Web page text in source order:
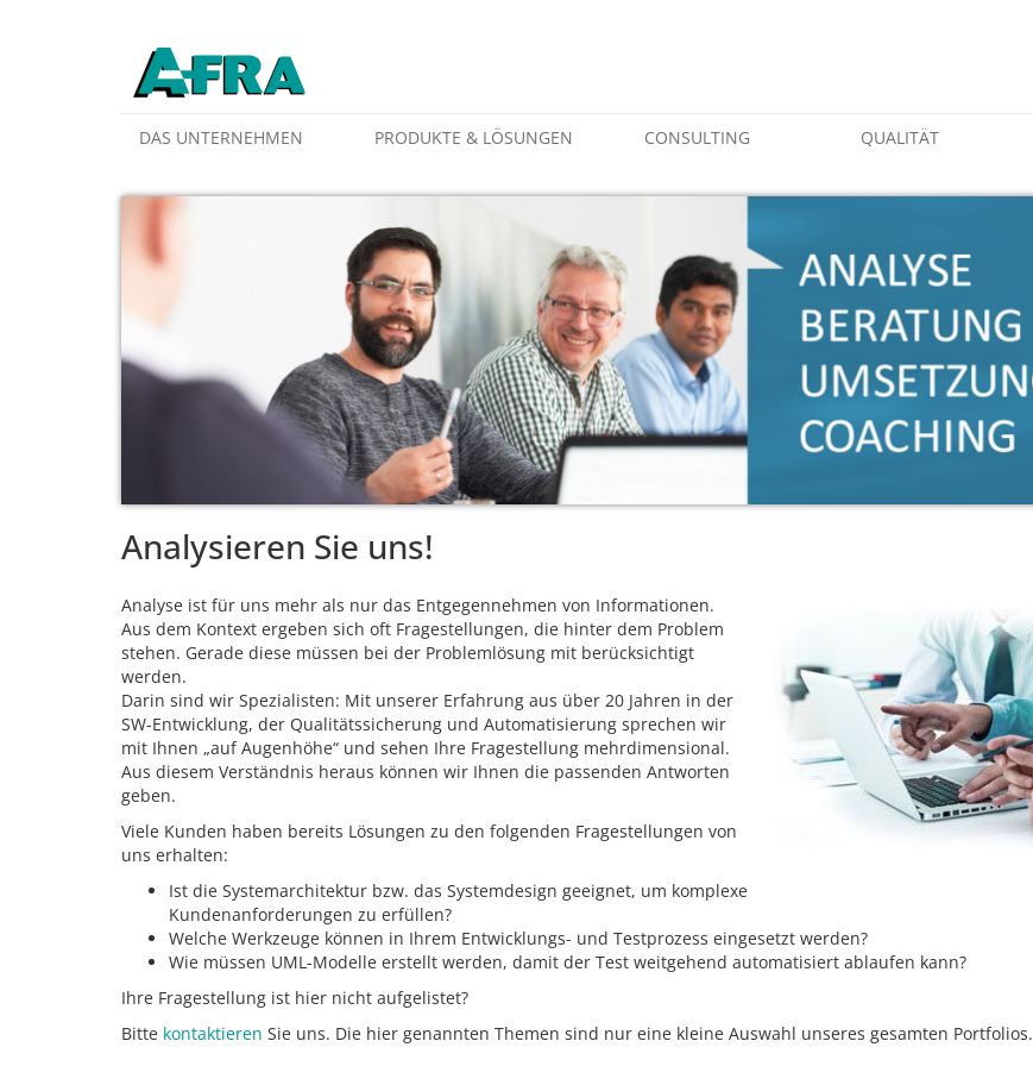
DAS UNTERNEHMEN PRODUKTE & LÖSUNGEN CONSULTING QUALITÄT
Analysieren Sie uns!
Analyse ist für uns mehr als nur das Entgegennehmen von Informationen.
Aus dem Kontext ergeben sich oft Fragestellungen, die hinter dem Problem
stehen. Gerade diese müssen bei der Problemlösung mit berücksichtigt
werden.
Darin sind wir Spezialisten: Mit unserer Erfahrung aus über 20 Jahren in der
SW-Entwicklung, der Qualitätssicherung und Automatisierung sprechen wir
mit Ihnen „auf Augenhöhe“ und sehen Ihre Fragestellung mehrdimensional.
Aus diesem Verständnis heraus können wir Ihnen die passenden Antworten
geben.
Viele Kunden haben bereits Lösungen zu den folgenden Fragestellungen von
uns erhalten:
Ist die Systemarchitektur bzw. das Systemdesign geeignet, um komplexe
Kundenanforderungen zu erfüllen?
Welche Werkzeuge können in Ihrem Entwicklungs- und Testprozess eingesetzt werden?
Wie müssen UML-Modelle erstellt werden, damit der Test weitgehend automatisiert ablaufen kann?
Ihre Fragestellung ist hier nicht aufgelistet?
Bitte kontaktieren Sie uns. Die hier genannten Themen sind nur eine kleine Auswahl unseres gesamten Portfolios.